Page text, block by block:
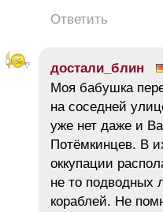
Ответить
достали_блин
Моя бабушка
на соседней
уже нет даже и
Потёмкинцев. В
оккупации
не то подводных
кораблей. Не